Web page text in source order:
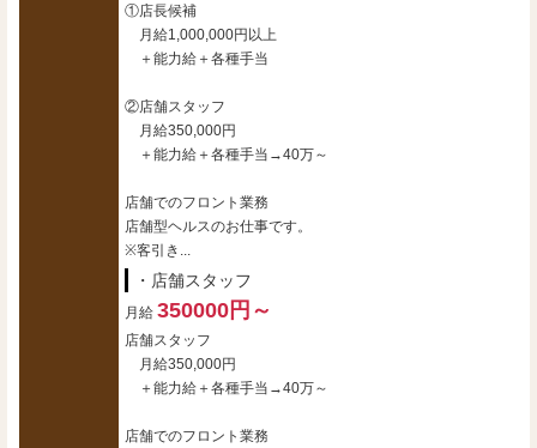
①店長候補
月給1,000,000円以上
＋能力給＋各種手当
②店舗スタッフ
月給350,000円
＋能力給＋各種手当→40万～
店舗でのフロント業務
店舗型ヘルスのお仕事です。
※客引き...
・店舗スタッフ
月給 350000円～
店舗スタッフ
月給350,000円
＋能力給＋各種手当→40万～
店舗でのフロント業務